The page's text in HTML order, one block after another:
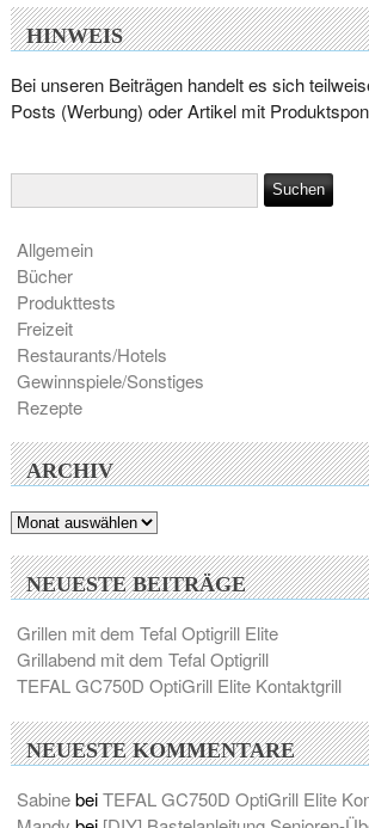
HINWEIS
Bei unseren Beiträgen handelt es sich
Posts (Werbung) oder Artikel mit
Allgemein
Bücher
Produkttests
Freizeit
Restaurants/Hotels
Gewinnspiele/Sonstiges
Rezepte
ARCHIV
Archiv
NEUESTE BEITRÄGE
Grillen mit dem Tefal Optigrill Elite
Grillabend mit dem Tefal Optigrill
TEFAL GC750D OptiGrill Elite Kontaktgrill
NEUESTE KOMMENTARE
SabinebeiTEFAL GC750D OptiGrill Elite